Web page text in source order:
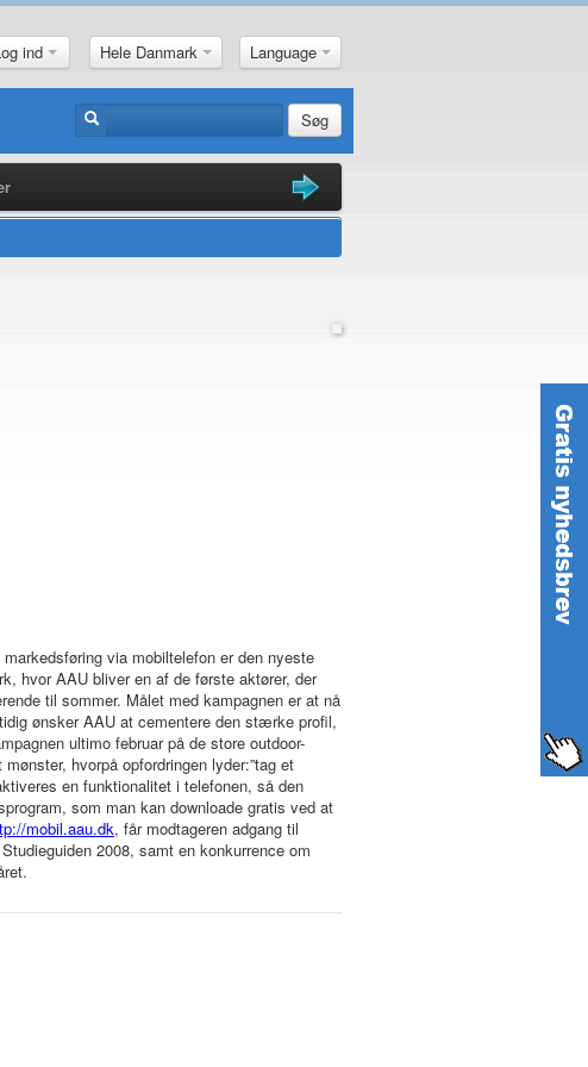
ind Hele Danmark Language
Søg
via mobiltelefon er den nyeste
hvor AAU bliver en af de første aktører, der
til sommer. Målet med kampagnen er at nå
ønsker AAU at cementere den stærke profil,
ultimo februar på de store outdoor-
hvorpå opfordringen lyder:”tag et
en funktionalitet i telefonen, så den
som man kan downloade gratis ved at
mobil.aau.dk, får modtageren adgang til
2008, samt en konkurrence om